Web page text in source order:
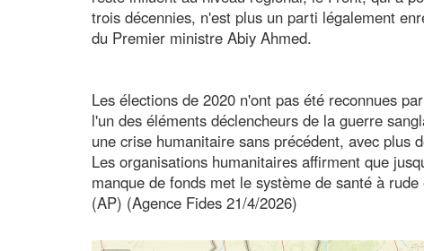
trois décennies, n'est plus un parti légalement
du Premier ministre Abiy Ahmed.
Les élections de 2020 n'ont pas été reconnues
l'un des éléments déclencheurs de la guerre
une crise humanitaire sans précédent, avec plus
Les organisations humanitaires affirment que
manque de fonds met le système de santé à rude
(AP) (Agence Fides 21/4/2026)